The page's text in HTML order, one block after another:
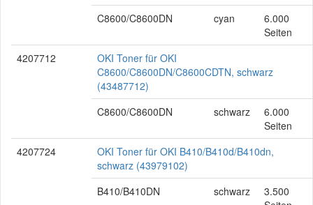
C8600/C8600DN
cyan
6.000
Seiten
4207712
OKI Toner für OKI
C8600/C8600DN/C8600CDTN, schwarz
(43487712)
C8600/C8600DN
schwarz
6.000
Seiten
4207724
OKI Toner für OKI B410/B410d/B410dn,
schwarz (43979102)
B410/B410DN
schwarz
3.500